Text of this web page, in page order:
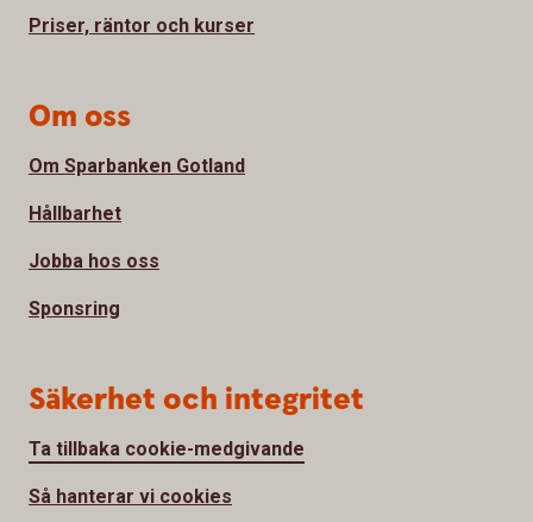
Priser, räntor och kurser
Om oss
Om Sparbanken Gotland
Hållbarhet
Jobba hos oss
Sponsring
Säkerhet och integritet
Ta tillbaka cookie-medgivande
Så hanterar vi cookies